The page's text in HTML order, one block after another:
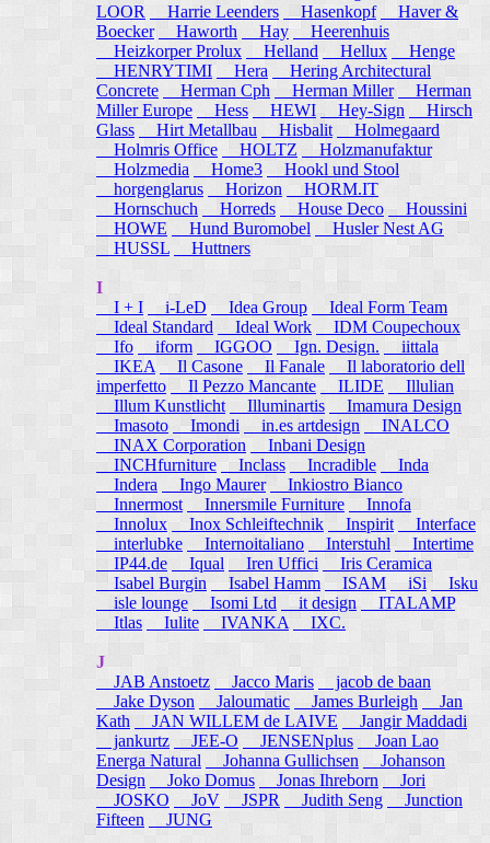
LOOR
Harrie Leenders Hasenkopf
Haver &
Boecker
Haworth Hay
Heerenhuis
Heizkorper Prolux
Helland Hellux
Henge
HENRYTIMI
Hera
Hering Architectural
Concrete
Herman Cph Herman Miller
Herman
Miller Europe
Hess HEWI Hey-Sign
Hirsch
Glass
Hirt Metallbau Hisbalit
Holmegaard
Holmris Office
HOLTZ
Holzmanufaktur
Holzmedia
Home3
Hookl und Stool
horgenglarus
Horizon
HORM.IT
Hornschuch
Horreds House Deco
Houssini
HOWE
Hund Buromobel
Husler Nest AG
HUSSL
Huttners
I
I + I
i-LeD Idea Group
Ideal Form Team
Ideal Standard
Ideal Work
IDM Coupechoux
Ifo
iform IGGOO Ign. Design.
iittala
IKEA
Il Casone Il Fanale
Il laboratorio dell
imperfetto
Il Pezzo Mancante ILIDE
Illulian
Illum Kunstlicht
Illuminartis
Imamura Design
Imasoto
Imondi in.es artdesign
INALCO
INAX Corporation
Inbani Design
INCHfurniture
Inclass Incradible
Inda
Indera
Ingo Maurer
Inkiostro Bianco
Innermost
Innersmile Furniture
Innofa
Innolux
Inox Schleiftechnik Inspirit
Interface
interlubke
Internoitaliano Interstuhl
Intertime
IP44.de
Iqual Iren Uffici
Iris Ceramica
Isabel Burgin
Isabel Hamm ISAM iSi Isku
isle lounge
Isomi Ltd it design
ITALAMP
Itlas
Iulite IVANKA IXC.
J
JAB Anstoetz
Jacco Maris
jacob de baan
Jake Dyson
Jaloumatic James Burleigh
Jan
Kath
JAN WILLEM de LAIVE
Jangir Maddadi
jankurtz JEE-O JENSENplus
Joan Lao
Energa Natural
Johanna Gullichsen
Johanson
Design
Joko Domus Jonas Ihreborn
Jori
JOSKO
JoV JSPR Judith Seng
Junction
Fifteen
JUNG